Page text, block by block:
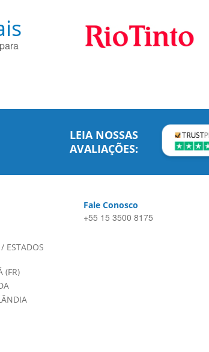
LEIA NOSSAS
AVALIAÇÕES:
ESTADOS
(FR)
Fale Conosco
+55 15 3500 8175